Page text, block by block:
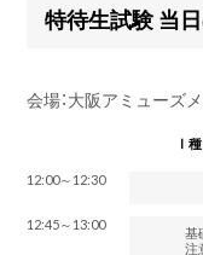
特待生試験 当
会場：大阪アミューズ
Ⅰ
12:00～12:30
12:45～13:00
基
注